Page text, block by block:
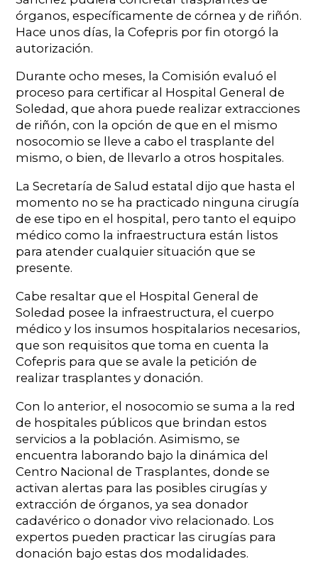
órganos, específicamente de córnea y de riñón.
Hace unos días, la Cofepris por fin otorgó la
autorización.
Durante ocho meses, la Comisión evaluó el
proceso para certificar al Hospital General de
Soledad, que ahora puede realizar extracciones
de riñón, con la opción de que en el mismo
nosocomio se lleve a cabo el trasplante del
mismo, o bien, de llevarlo a otros hospitales.
La Secretaría de Salud estatal dijo que hasta el
momento no se ha practicado ninguna cirugía
de ese tipo en el hospital, pero tanto el equipo
médico como la infraestructura están listos
para atender cualquier situación que se
presente.
Cabe resaltar que el Hospital General de
Soledad posee la infraestructura, el cuerpo
médico y los insumos hospitalarios necesarios,
que son requisitos que toma en cuenta la
Cofepris para que se avale la petición de
realizar trasplantes y donación.
Con lo anterior, el nosocomio se suma a la red
de hospitales públicos que brindan estos
servicios a la población. Asimismo, se
encuentra laborando bajo la dinámica del
Centro Nacional de Trasplantes, donde se
activan alertas para las posibles cirugías y
extracción de órganos, ya sea donador
cadavérico o donador vivo relacionado. Los
expertos pueden practicar las cirugías para
donación bajo estas dos modalidades.